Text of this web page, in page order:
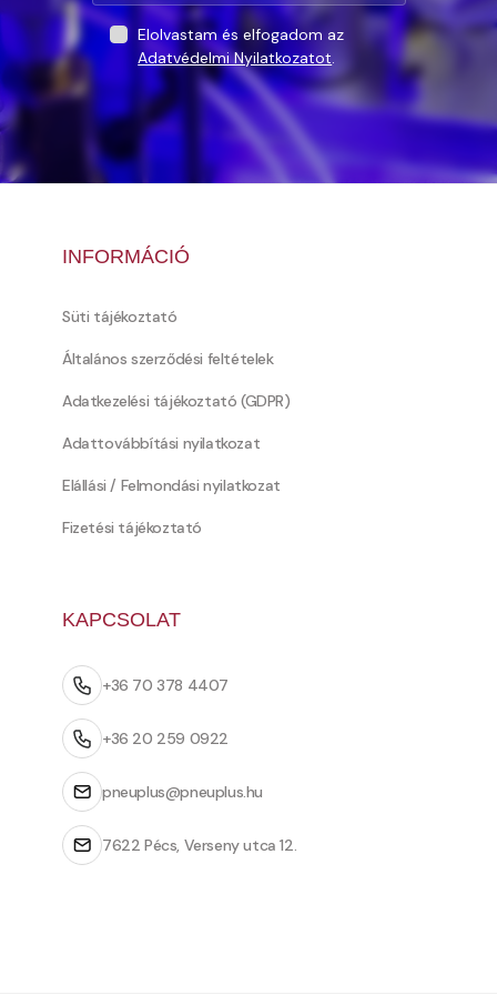
Elolvastam és elfogadom az
Adatvédelmi Nyilatkozatot.
INFORMÁCIÓ
Süti tájékoztató
Általános szerződési feltételek
Adatkezelési tájékoztató (GDPR)
Adattovábbítási nyilatkozat
Elállási / Felmondási nyilatkozat
Fizetési tájékoztató
KAPCSOLAT
+36 70 378 4407
+36 20 259 0922
pneuplus@pneuplus.hu
7622 Pécs, Verseny utca 12.